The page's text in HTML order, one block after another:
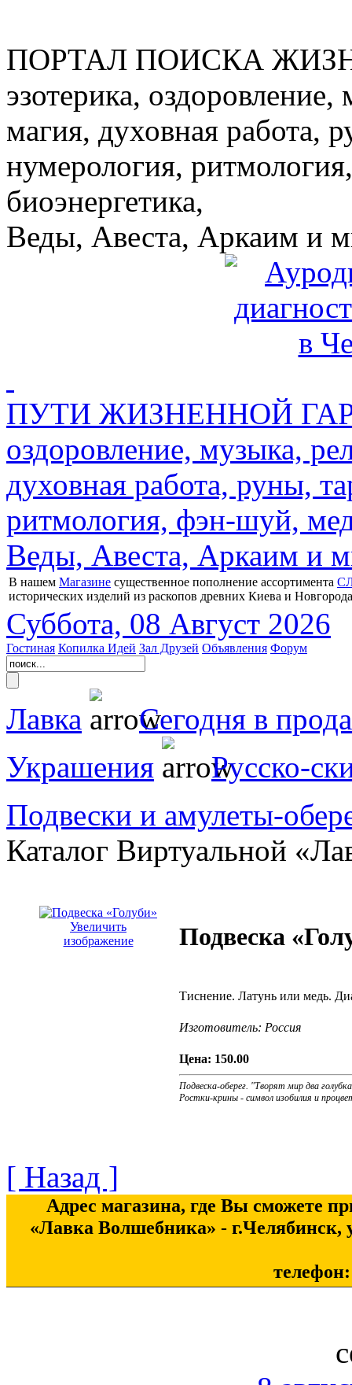
ПОРТАЛ ПОИСКА
эзотерика,
магия, духовная работа,
нумерология,
биоэнергетика,
Веды, Авеста, Аркаим и
ПУТИ ЖИЗНЕННОЙ
оздоровление, музыка,
духовная работа, руны,
ритмология, фэн-шуй,
Веды, Авеста, Аркаим и
В нашем Магазине существенное пополнение ассортимента
исторических изделий из раскопов древних Киева и
Суббота, 08 Август 2026
Гостиная Копилка Идей Зал Друзей Объявления Форум
Лавка
Сегодня в
Украшения
Русско-
Подвески и амулеты-
Каталог Виртуальной
Увеличить
изображение
Подвеска
Тиснение. Латунь или медь.
Изготовитель: Россия
Цена: 150.00
Подвеска-оберег. "Творят мир два
Ростки-крины - символ изобилия и
[ Назад ]
Адрес магазина, где Вы сможете
«Лавка Волшебника» - г.Челябинск,